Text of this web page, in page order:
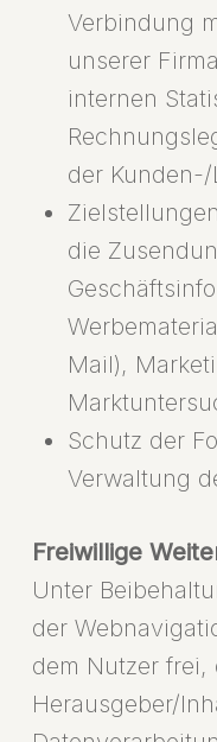
Verbindung
unserer
internen
der
die
Mail),
Schutz der
Verwaltung
Freiwillige
Unter
der
dem Nutzer frei,
Herausgeber/